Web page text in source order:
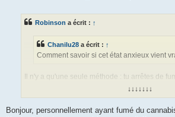
a
Robinson a écrit : ↑
Chanilu28 a écrit : ↑
Comment savoir si cet état anxieux vient
Il n'y a qu'une seule méthode : tu arrêtes de
et tu vois si tu es toujours anxieux.↓↓↓↓↓↓↓
Bonjour, personnellement ayant fumé du